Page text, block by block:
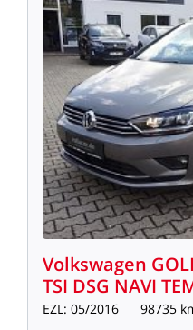
Volkswagen
TSI DSG NAVI
EZL: 05/2016 98735